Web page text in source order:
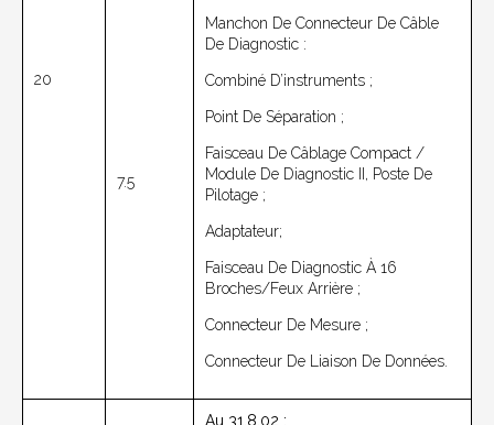
20
7.5
Manchon De Connecteur De Câble
De Diagnostic :
Combiné D’instruments ;
Point De Séparation ;
Faisceau De Câblage Compact /
Module De Diagnostic II, Poste De
Pilotage ;
Adaptateur;
Faisceau De Diagnostic À 16
Broches/feux Arrière ;
Connecteur De Mesure ;
Connecteur De Liaison De Données.
Au 31.8.02 :